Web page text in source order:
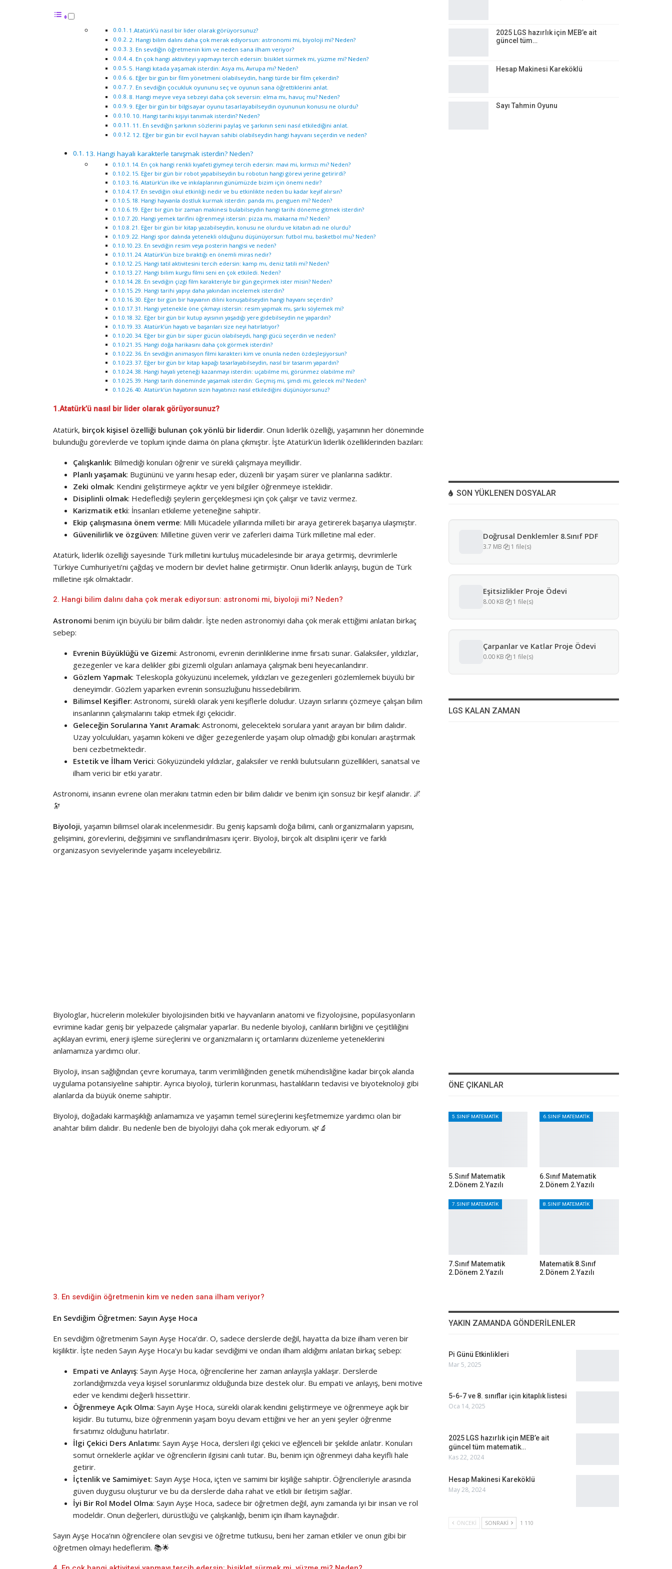
1.Atatürk’ü nasıl bir lider olarak görüyorsunuz?
2. Hangi bilim dalını daha çok merak ediyorsun: astronomi mi, biyoloji mi? Neden?
3. En sevdiğin öğretmenin kim ve neden sana ilham veriyor?
4. En çok hangi aktiviteyi yapmayı tercih edersin: bisiklet sürmek mi, yüzme mi? Neden?
5. Hangi kıtada yaşamak isterdin: Asya mı, Avrupa mı? Neden?
6. Eğer bir gün bir film yönetmeni olabilseydin, hangi türde bir film çekerdin?
7. En sevdiğin çocukluk oyununu seç ve oyunun sana öğrettiklerini anlat.
8. Hangi meyve veya sebzeyi daha çok seversin: elma mı, havuç mu? Neden?
9. Eğer bir gün bir bilgisayar oyunu tasarlayabilseydin oyununun konusu ne olurdu?
10. Hangi tarihi kişiyi tanımak isterdin? Neden?
11. En sevdiğin şarkının sözlerini paylaş ve şarkının seni nasıl etkilediğini anlat.
12. Eğer bir gün bir evcil hayvan sahibi olabilseydin hangi hayvanı seçerdin ve neden?
13. Hangi hayali karakterle tanışmak isterdin? Neden?
14. En çok hangi renkli kıyafeti giymeyi tercih edersin: mavi mi, kırmızı mı? Neden?
15. Eğer bir gün bir robot yapabilseydin bu robotun hangi görevi yerine getirirdi?
16. Atatürk’ün ilke ve inkılaplarının günümüzde bizim için önemi nedir?
17. En sevdiğin okul etkinliği nedir ve bu etkinlikte neden bu kadar keyif alırsın?
18. Hangi hayvanla dostluk kurmak isterdin: panda mı, penguen mi? Neden?
19. Eğer bir gün bir zaman makinesi bulabilseydin hangi tarihi döneme gitmek isterdin?
20. Hangi yemek tarifini öğrenmeyi istersin: pizza mı, makarna mı? Neden?
21. Eğer bir gün bir kitap yazabilseydin, konusu ne olurdu ve kitabın adı ne olurdu?
22. Hangi spor dalında yetenekli olduğunu düşünüyorsun: futbol mu, basketbol mu? Neden?
23. En sevdiğin resim veya posterin hangisi ve neden?
24. Atatürk’ün bize bıraktığı en önemli miras nedir?
25. Hangi tatil aktivitesini tercih edersin: kamp mı, deniz tatili mi? Neden?
27. Hangi bilim kurgu filmi seni en çok etkiledi. Neden?
28. En sevdiğin çizgi film karakteriyle bir gün geçirmek ister misin? Neden?
29. Hangi tarihi yapıyı daha yakından incelemek isterdin?
30. Eğer bir gün bir hayvanın dilini konuşabilseydin hangi hayvanı seçerdin?
31. Hangi yetenekle öne çıkmayı istersin: resim yapmak mı, şarkı söylemek mi?
32. Eğer bir gün bir kutup ayısının yaşadığı yere gidebilseydin ne yapardın?
33. Atatürk’ün hayatı ve başarıları size neyi hatırlatıyor?
34. Eğer bir gün bir süper gücün olabilseydi, hangi gücü seçerdin ve neden?
35. Hangi doğa harikasını daha çok görmek isterdin?
36. En sevdiğin animasyon filmi karakteri kim ve onunla neden özdeşleşiyorsun?
37. Eğer bir gün bir kitap kapağı tasarlayabilseydin, nasıl bir tasarım yapardın?
38. Hangi hayali yeteneği kazanmayı isterdin: uçabilme mi, görünmez olabilme mi?
39. Hangi tarih döneminde yaşamak isterdin: Geçmiş mi, şimdi mi, gelecek mi? Neden?
40. Atatürk’ün hayatının sizin hayatınızı nasıl etkilediğini düşünüyorsunuz?
1.Atatürk’ü nasıl bir lider olarak görüyorsunuz?
Atatürk, birçok kişisel özelliği bulunan çok yönlü bir liderdir. Onun liderlik özelliği, yaşamının her döneminde
bulunduğu görevlerde ve toplum içinde daima ön plana çıkmıştır. İşte Atatürk’ün liderlik özelliklerinden bazıları:
Çalışkanlık: Bilmediği konuları öğrenir ve sürekli çalışmaya meyillidir.
Planlı yaşamak: Bugününü ve yarını hesap eder, düzenli bir yaşam sürer ve planlarına sadıktır.
Zeki olmak: Kendini geliştirmeye açıktır ve yeni bilgiler öğrenmeye isteklidir.
Disiplinli olmak: Hedeflediği şeylerin gerçekleşmesi için çok çalışır ve taviz vermez.
Karizmatik etki: İnsanları etkileme yeteneğine sahiptir.
Ekip çalışmasına önem verme: Milli Mücadele yıllarında milleti bir araya getirerek başarıya ulaşmıştır.
Güvenilirlik ve özgüven: Milletine güven verir ve zaferleri daima Türk milletine mal eder.
Atatürk, liderlik özelliği sayesinde Türk milletini kurtuluş mücadelesinde bir araya getirmiş, devrimlerle
Türkiye Cumhuriyeti’ni çağdaş ve modern bir devlet haline getirmiştir. Onun liderlik anlayışı, bugün de Türk
milletine ışık olmaktadır.
2. Hangi bilim dalını daha çok merak ediyorsun: astronomi mi, biyoloji mi? Neden?
Astronomi benim için büyülü bir bilim dalıdır. İşte neden astronomiyi daha çok merak ettiğimi anlatan birkaç
sebep:
Evrenin Büyüklüğü ve Gizemi: Astronomi, evrenin derinliklerine inme fırsatı sunar. Galaksiler, yıldızlar,
gezegenler ve kara delikler gibi gizemli olguları anlamaya çalışmak beni heyecanlandırır.
Gözlem Yapmak: Teleskopla gökyüzünü incelemek, yıldızları ve gezegenleri gözlemlemek büyülü bir
deneyimdir. Gözlem yaparken evrenin sonsuzluğunu hissedebilirim.
Bilimsel Keşifler: Astronomi, sürekli olarak yeni keşiflerle doludur. Uzayın sırlarını çözmeye çalışan bilim
insanlarının çalışmalarını takip etmek ilgi çekicidir.
Geleceğin Sorularına Yanıt Aramak: Astronomi, gelecekteki sorulara yanıt arayan bir bilim dalıdır.
Uzay yolculukları, yaşamın kökeni ve diğer gezegenlerde yaşam olup olmadığı gibi konuları araştırmak
beni cezbetmektedir.
Estetik ve İlham Verici: Gökyüzündeki yıldızlar, galaksiler ve renkli bulutsuların güzellikleri, sanatsal ve
ilham verici bir etki yaratır.
Astronomi, insanın evrene olan merakını tatmin eden bir bilim dalıdır ve benim için sonsuz bir keşif alanıdır. 🌌
🔭
Biyoloji, yaşamın bilimsel olarak incelenmesidir. Bu geniş kapsamlı doğa bilimi, canlı organizmaların yapısını,
gelişimini, görevlerini, değişimini ve sınıflandırılmasını içerir. Biyoloji, birçok alt disiplini içerir ve farklı
organizasyon seviyelerinde yaşamı inceleyebiliriz.
Biyologlar, hücrelerin moleküler biyolojisinden bitki ve hayvanların anatomi ve fizyolojisine, popülasyonların
evrimine kadar geniş bir yelpazede çalışmalar yaparlar. Bu nedenle biyoloji, canlıların birliğini ve çeşitliliğini
açıklayan evrimi, enerji işleme süreçlerini ve organizmaların iç ortamlarını düzenleme yeteneklerini
anlamamıza yardımcı olur.
Biyoloji, insan sağlığından çevre korumaya, tarım verimliliğinden genetik mühendisliğine kadar birçok alanda
uygulama potansiyeline sahiptir. Ayrıca biyoloji, türlerin korunması, hastalıkların tedavisi ve biyoteknoloji gibi
alanlarda da büyük öneme sahiptir.
Biyoloji, doğadaki karmaşıklığı anlamamıza ve yaşamın temel süreçlerini keşfetmemize yardımcı olan bir
anahtar bilim dalıdır. Bu nedenle ben de biyolojiyi daha çok merak ediyorum. 🌿🔬
3. En sevdiğin öğretmenin kim ve neden sana ilham veriyor?
En Sevdiğim Öğretmen: Sayın Ayşe Hoca
En sevdiğim öğretmenim Sayın Ayşe Hoca’dır. O, sadece derslerde değil, hayatta da bize ilham veren bir
kişiliktir. İşte neden Sayın Ayşe Hoca’yı bu kadar sevdiğimi ve ondan ilham aldığımı anlatan birkaç sebep:
Empati ve Anlayış: Sayın Ayşe Hoca, öğrencilerine her zaman anlayışla yaklaşır. Derslerde
zorlandığımızda veya kişisel sorunlarımız olduğunda bize destek olur. Bu empati ve anlayış, beni motive
eder ve kendimi değerli hissettirir.
Öğrenmeye Açık Olma: Sayın Ayşe Hoca, sürekli olarak kendini geliştirmeye ve öğrenmeye açık bir
kişidir. Bu tutumu, bize öğrenmenin yaşam boyu devam ettiğini ve her an yeni şeyler öğrenme
fırsatımız olduğunu hatırlatır.
İlgi Çekici Ders Anlatımı: Sayın Ayşe Hoca, dersleri ilgi çekici ve eğlenceli bir şekilde anlatır. Konuları
somut örneklerle açıklar ve öğrencilerin ilgisini canlı tutar. Bu, benim için öğrenmeyi daha keyifli hale
getirir.
İçtenlik ve Samimiyet: Sayın Ayşe Hoca, içten ve samimi bir kişiliğe sahiptir. Öğrencileriyle arasında
güven duygusu oluşturur ve bu da derslerde daha rahat ve etkili bir iletişim sağlar.
İyi Bir Rol Model Olma: Sayın Ayşe Hoca, sadece bir öğretmen değil, aynı zamanda iyi bir insan ve rol
modeldir. Onun değerleri, dürüstlüğü ve çalışkanlığı, benim için ilham kaynağıdır.
Sayın Ayşe Hoca’nın öğrencilere olan sevgisi ve öğretme tutkusu, beni her zaman etkiler ve onun gibi bir
öğretmen olmayı hedeflerim. 📚🌟
2025 LGS hazırlık için MEB’e ait
güncel tüm…
Hesap Makinesi Kareköklü
Sayı Tahmin Oyunu
SON YÜKLENEN DOSYALAR
Doğrusal Denklemler 8.Sınıf PDF
3.7 MB 1 file(s)
Eşitsizlikler Proje Ödevi
8.00 KB 1 file(s)
Çarpanlar ve Katlar Proje Ödevi
0.00 KB 1 file(s)
LGS KALAN ZAMAN
ÖNE ÇIKANLAR
5.SINIF MATEMATIK
5.Sınıf Matematik
2.Dönem 2.Yazılı
6.SINIF MATEMATIK
6.Sınıf Matematik
2.Dönem 2.Yazılı
7.SINIF MATEMATIK
7.Sınıf Matematik
2.Dönem 2.Yazılı
8.SINIF MATEMATIK
Matematik 8.Sınıf
2.Dönem 2.Yazılı
YAKIN ZAMANDA GÖNDERILENLER
Pi Günü Etkinlikleri
Mar 5, 2025
5-6-7 ve 8. sınıflar için kitaplık listesi
Oca 14, 2025
2025 LGS hazırlık için MEB’e ait
güncel tüm matematik…
Kas 22, 2024
Hesap Makinesi Kareköklü
May 28, 2024
ÖNCEKI SONRAKI 1 110